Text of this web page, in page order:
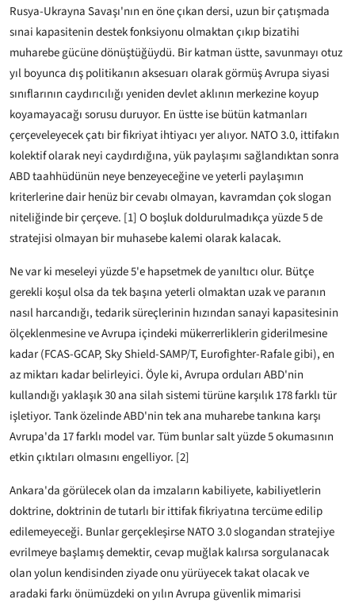
Rusya-Ukrayna Savaşı'nın en öne çıkan dersi, uzun bir çatışmada
sınai kapasitenin destek fonksiyonu olmaktan çıkıp bizatihi
muharebe gücüne dönüştüğüydü. Bir katman üstte, savunmayı otuz
yıl boyunca dış politikanın aksesuarı olarak görmüş Avrupa siyasi
sınıflarının caydırıcılığı yeniden devlet aklının merkezine koyup
koyamayacağı sorusu duruyor. En üstte ise bütün katmanları
çerçeveleyecek çatı bir fikriyat ihtiyacı yer alıyor. NATO 3.0, ittifakın
kolektif olarak neyi caydırdığına, yük paylaşımı sağlandıktan sonra
ABD taahhüdünün neye benzeyeceğine ve yeterli paylaşımın
kriterlerine dair henüz bir cevabı olmayan, kavramdan çok slogan
niteliğinde bir çerçeve. [1] O boşluk doldurulmadıkça yüzde 5 de
stratejisi olmayan bir muhasebe kalemi olarak kalacak.
Ne var ki meseleyi yüzde 5'e hapsetmek de yanıltıcı olur. Bütçe
gerekli koşul olsa da tek başına yeterli olmaktan uzak ve paranın
nasıl harcandığı, tedarik süreçlerinin hızından sanayi kapasitesinin
ölçeklenmesine ve Avrupa içindeki mükerrerliklerin giderilmesine
kadar (FCAS-GCAP, Sky Shield-SAMP/T, Eurofighter-Rafale gibi), en
az miktarı kadar belirleyici. Öyle ki, Avrupa orduları ABD'nin
kullandığı yaklaşık 30 ana silah sistemi türüne karşılık 178 farklı tür
işletiyor. Tank özelinde ABD'nin tek ana muharebe tankına karşı
Avrupa'da 17 farklı model var. Tüm bunlar salt yüzde 5 okumasının
etkin çıktıları olmasını engelliyor. [2]
Ankara'da görülecek olan da imzaların kabiliyete, kabiliyetlerin
doktrine, doktrinin de tutarlı bir ittifak fikriyatına tercüme edilip
edilemeyeceği. Bunlar gerçekleşirse NATO 3.0 slogandan stratejiye
evrilmeye başlamış demektir, cevap muğlak kalırsa sorgulanacak
olan yolun kendisinden ziyade onu yürüyecek takat olacak ve
aradaki farkı önümüzdeki on yılın Avrupa güvenlik mimarisi